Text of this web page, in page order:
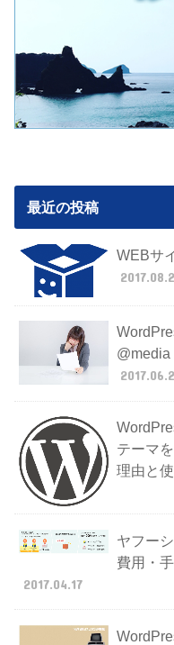
最近の投稿
WEBサ
テーマ
理由と
ヤフー
費用・
2017.04.17